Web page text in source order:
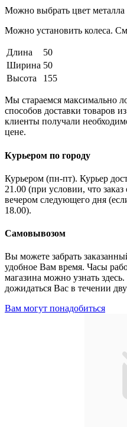
Можно выбрать цвет металла
Можно установить колеса.
Длина
50
Ширина 50
Высота
155
Мы стараемся максимально
способов доставки товаров
клиенты получали
цене.
Курьером по городу
Курьером (пн-пт). Курьер
21.00 (при условии, что
вечером следующего дня
18.00).
Самовывозом
Вы можете забрать
удобное Вам время. Часы
магазина можно узнать
дожидаться Вас в течении
Вам могут понадобиться